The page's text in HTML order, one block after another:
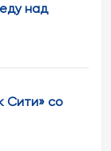
над
Сити» со